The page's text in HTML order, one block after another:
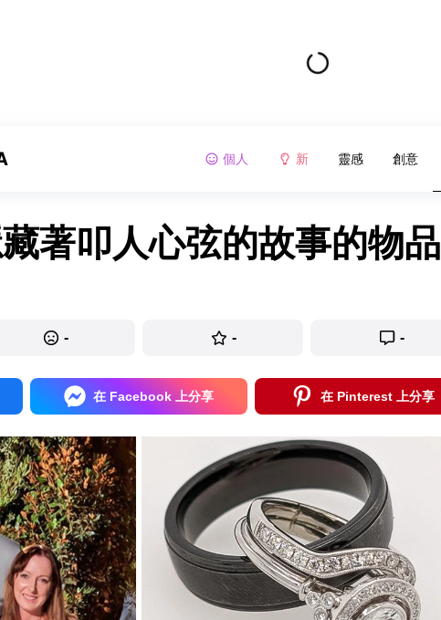
個人 新 靈感 創意
著叩人心弦的故事的物品
- - -
在 Facebook 上分享 在 Pinterest 上分享